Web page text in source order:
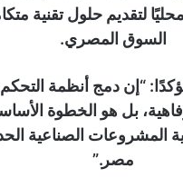
محليًا لتقديم حلول تقنية
السوق المصري.
“إن دمج أنظمة
بل هو الخطوة
المشروعات الصناعية
مصر.”